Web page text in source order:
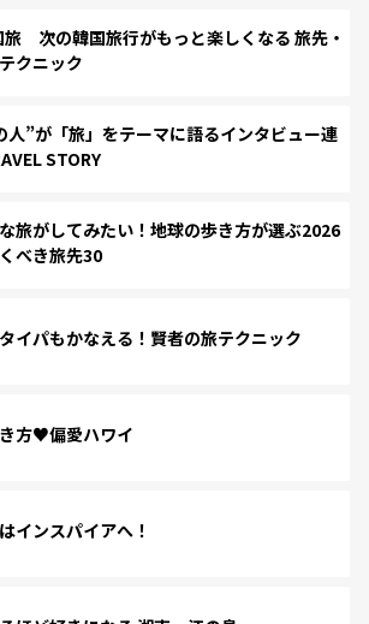
次の韓国旅行がもっと楽しくなる 旅先・
クニック
人”が「旅」をテーマに語るインタビュー連
STORY
旅がしてみたい！地球の歩き方が選ぶ2026
べき旅先30
イパもかなえる！賢者の旅テクニック
方♥偏愛ハワイ
インスパイアへ！